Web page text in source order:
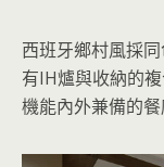
西班牙鄉村風採
有IH爐與收納的
機能內外兼備的餐